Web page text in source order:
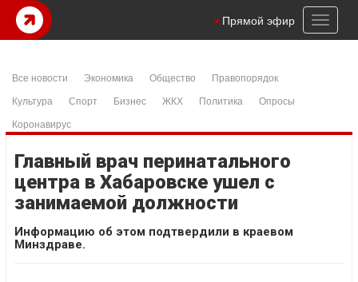
Toggle
Прямой эфир
Все новости Экономика Общество
Правопорядок
Культура
Спорт Бизнес ЖКХ Политика
Опросы
Коронавирус
Главный врач перинатального
центра в Хабаровске ушел с
занимаемой должности
Информацию об этом подтвердили в краевом
Минздраве.